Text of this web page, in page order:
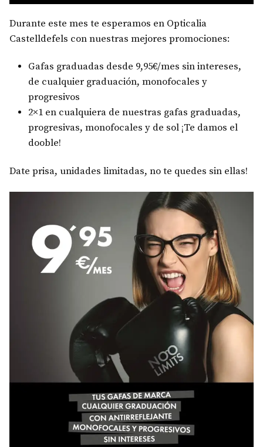
Durante este mes te esperamos en Opticalia
Castelldefels con nuestras mejores promociones:
Gafas graduadas desde 9,95€/mes sin intereses,
de cualquier graduación, monofocales y
progresivos
2×1 en cualquiera de nuestras gafas graduadas,
progresivas, monofocales y de sol ¡Te damos el
dooble!
Date prisa, unidades limitadas, no te quedes sin ellas!